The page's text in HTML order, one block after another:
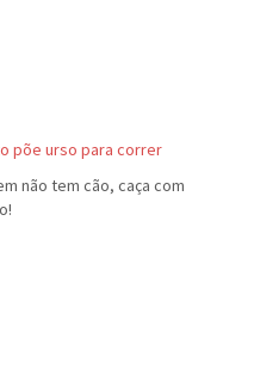
põe urso para correr
não tem cão, caça com